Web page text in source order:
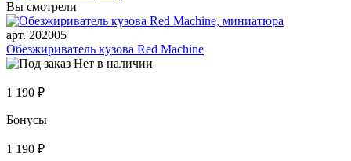
Вы смотрели
арт. 202005
Обезжириватель кузова Red Machine
Нет в наличии
1 190 ₽
Бонусы
1 190 ₽